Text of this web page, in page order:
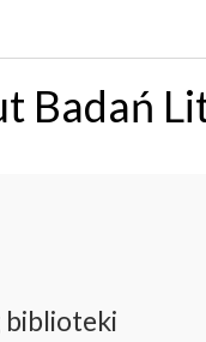
Badań
biblioteki